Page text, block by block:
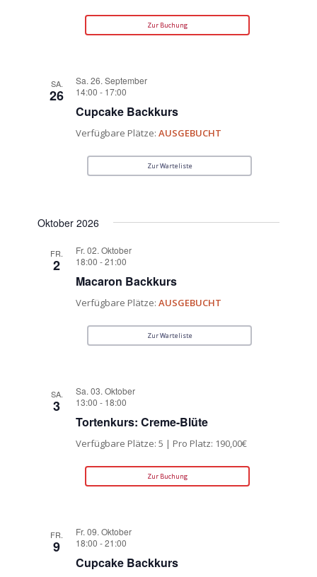
Zur Buchung
SA.
26
Sa. 26. September
14:00 - 17:00
Cupcake Backkurs
Verfügbare Plätze:AUSGEBUCHT
Zur Warteliste
Oktober 2026
FR.
2
Fr. 02. Oktober
18:00 -21:00
Macaron Backkurs
Verfügbare Plätze:AUSGEBUCHT
Zur Warteliste
SA.
3
Sa. 03. Oktober
13:00 - 18:00
Tortenkurs: Creme-Blüte
Verfügbare Plätze: 5 | Pro Platz: 190,00€
Zur Buchung
FR.
9
Fr. 09. Oktober
18:00 -21:00
Cupcake Backkurs